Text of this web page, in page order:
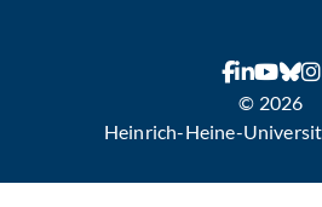
© 2026
Heinrich-Heine-